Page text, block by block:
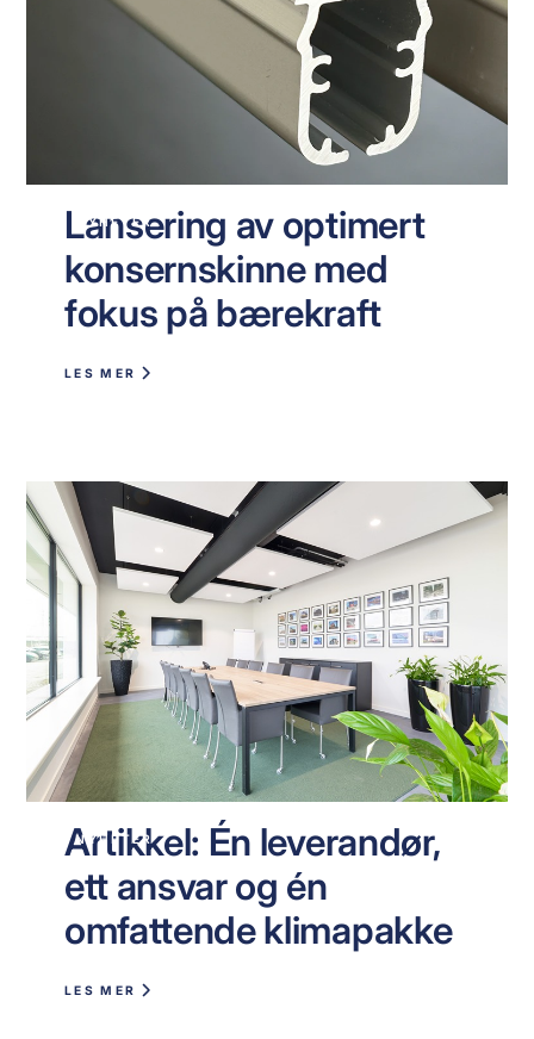
NYHETER
Lansering av optimert
konsernskinne med
fokus på bærekraft
LES MER
NYHETER
Artikkel: Én leverandør,
ett ansvar og én
omfattende klimapakke
LES MER